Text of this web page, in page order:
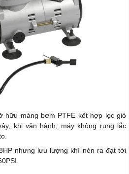
hữu màng bơm PTFE kết hợp lọc gió
khi vận hành, máy không rung lắc
nhưng lưu lượng khí nén ra đạt tới